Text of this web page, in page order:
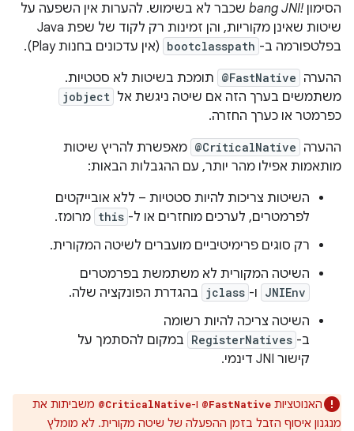
הסימון !bang JNI
שכבר לא בשימוש. להערות אין השפעה על
שיטות שאינן מקוריות, והן זמינות רק לקוד של שפת Java
בפלטפורמה ב- bootclasspath (אין עדכונים בחנות Play).
ההערה @FastNative תומכת בשיטות לא סטטיות.
משתמשים בערך הזה אם שיטה ניגשת אל jobject
כפרמטר או כערך החזרה.
ההערה @CriticalNative מאפשרת להריץ שיטות
מותאמות אפילו מהר יותר, עם ההגבלות הבאות:
השיטות צריכות להיות סטטיות – ללא אובייקטים
לפרמטרים, לערכים מוחזרים או ל- this מרומז.
רק סוגים פרימיטיביים מועברים לשיטה המקורית.
השיטה המקורית לא משתמשת בפרמטרים
JNIEnv ו- jclass בהגדרת הפונקציה שלה.
השיטה צריכה להיות רשומה
ב- RegisterNatives במקום להסתמך על
קישור JNI דינמי.
האנוטציות @FastNative ו-@CriticalNative משביתות את
מנגנון איסוף הזבל בזמן ההפעלה של שיטה מקורית. לא מומלץ